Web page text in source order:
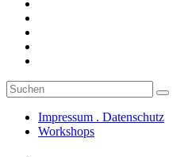
Suche
nach:
Suchen
Impressum . Datenschutz
Workshops